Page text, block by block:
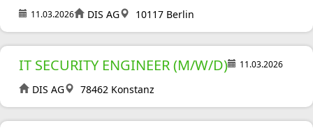
11.03.2026 DIS AG 10117 Berlin
IT SECURITY ENGINEER (M/W/D) 11.03.2026
DIS AG 78462 Konstanz